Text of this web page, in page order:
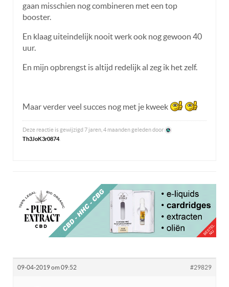
gaan misschien nog combineren met een top
booster.
En klaag uiteindelijk nooit werk ook nog gewoon 40
uur.
En mijn opbrengst is altijd redelijk al zeg ik het zelf.
Maar verder veel succes nog met je kweek
Deze reactie is gewijzigd 7 jaren, 4 maanden geleden door
Th3JoK3r0874.
09-04-2019 om 09:52 #29829